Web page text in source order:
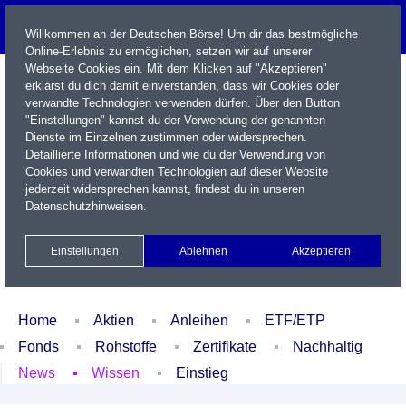
Name / WKN / ISIN / Kürzel
Xetra Realtime
Watchlist Portfolio Login
Home Aktien Anleihen
ETF/ETP
Fonds
Rohstoffe Zertifikate
Nachhaltig
News
Wissen Einstieg
Willkommen an der Deutschen Börse! Um dir das bestmögliche
Online-Erlebnis zu ermöglichen, setzen wir auf unserer
Webseite Cookies ein. Mit dem Klicken auf "Akzeptieren"
erklärst du dich damit einverstanden, dass wir Cookies oder
verwandte Technologien verwenden dürfen. Über den Button
"Einstellungen" kannst du der Verwendung der genannten
Dienste im Einzelnen zustimmen oder widersprechen.
Detaillierte Informationen und wie du der Verwendung von
Cookies und verwandten Technologien auf dieser Website
jederzeit widersprechen kannst, findest du in unseren
Datenschutzhinweisen.
Einstellungen Ablehnen Akzeptieren